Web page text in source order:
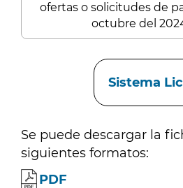
ofertas o solicitudes de
octubre del
Sistema
Se puede descargar la
siguientes formatos:
PDF